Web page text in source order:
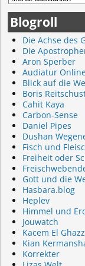
Blogroll
Die Achse des
Die
Aron Sperber
Audiatur
Blick auf die
Boris
Cahit Kaya
Carbon-Sense
Daniel Pipes
Dushan
Fisch und
Freiheit oder
Gott und die
Hasbara.blog
Heplev
Himmel und
Jouwatch
Kacem El
Kian
Korrekter